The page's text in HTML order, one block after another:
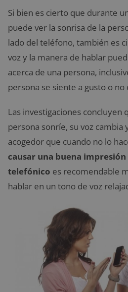
Si bien es cierto que durante
puede ver la sonrisa de la
lado del teléfono, también es
voz y la manera de hablar
acerca de una persona,
persona se siente a gusto o no
Las investigaciones concluyen
persona sonríe, su voz cambia
acogedor que cuando no lo
causar una buena
telefónico es recomendable
hablar en un tono de voz